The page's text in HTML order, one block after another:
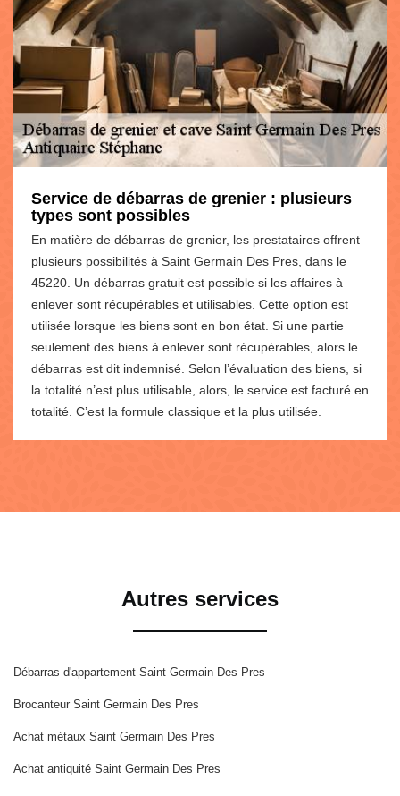
Service de débarras de grenier : plusieurs
types sont possibles
En matière de débarras de grenier, les prestataires offrent
plusieurs possibilités à Saint Germain Des Pres, dans le
45220. Un débarras gratuit est possible si les affaires à
enlever sont récupérables et utilisables. Cette option est
utilisée lorsque les biens sont en bon état. Si une partie
seulement des biens à enlever sont récupérables, alors le
débarras est dit indemnisé. Selon l’évaluation des biens, si
la totalité n’est plus utilisable, alors, le service est facturé en
totalité. C’est la formule classique et la plus utilisée.
Autres services
Débarras d'appartement Saint Germain Des Pres
Brocanteur Saint Germain Des Pres
Achat métaux Saint Germain Des Pres
Achat antiquité Saint Germain Des Pres